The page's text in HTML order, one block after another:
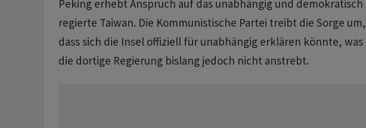
Peking erhebt Anspruch auf das unabhängig und demokratisch
regierte Taiwan. Die Kommunistische Partei treibt die Sorge um,
dass sich die Insel offiziell für unabhängig erklären könnte, was
die dortige Regierung bislang jedoch nicht anstrebt.